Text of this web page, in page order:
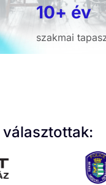
10+ év
szakmai
választottak: